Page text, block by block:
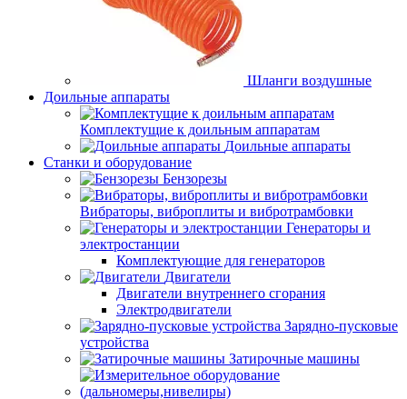
Шланги воздушные
Доильные аппараты
Комплектущие к доильным аппаратам
Доильные аппараты
Станки и оборудование
Бензорезы
Вибраторы, виброплиты и вибротрамбовки
Генераторы и
электростанции
Комплектующие для генераторов
Двигатели
Двигатели внутреннего сгорания
Электродвигатели
Зарядно-пусковые
устройства
Затирочные машины